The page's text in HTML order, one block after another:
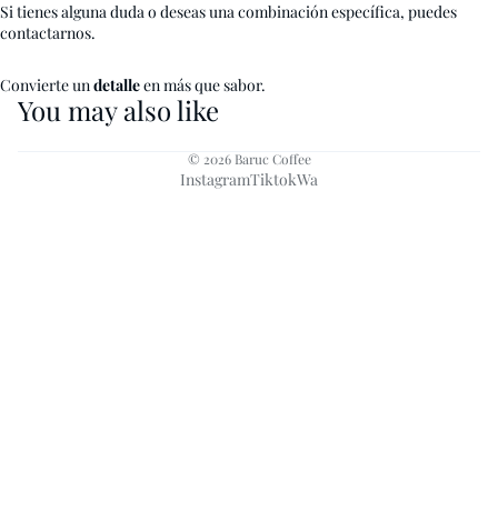
Si tienes alguna duda o deseas una combinación específica, puedes
contactarnos.
Convierte undetalleenmás que sabor.
You may also like
© 2026 Baruc Coffee
InstagramTiktokWa